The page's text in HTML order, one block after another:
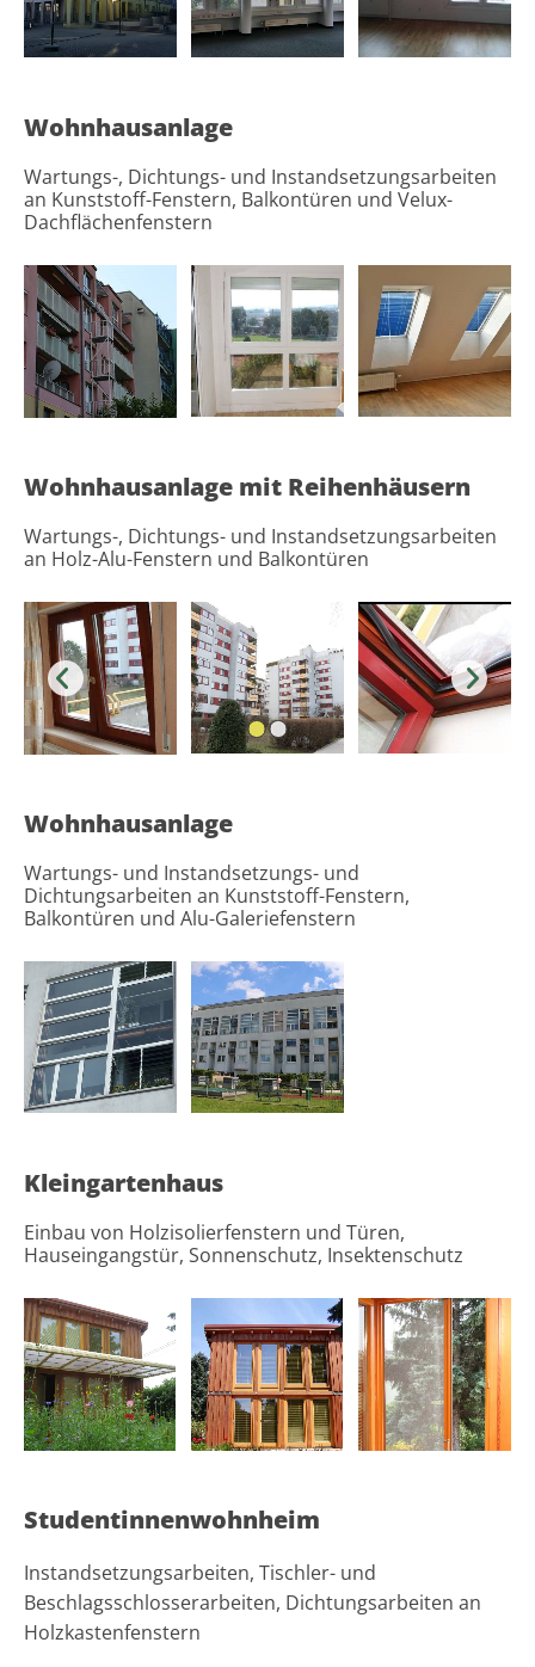
Wohnhausanlage
Wartungs-, Dichtungs- und Instandsetzungsarbeiten
an Kunststoff-Fenstern, Balkontüren und Velux-
Dachflächenfenstern
Wohnhausanlage mit Reihenhäusern
Wartungs-, Dichtungs- und Instandsetzungsarbeiten
an Holz-Alu-Fenstern und Balkontüren
Wohnhausanlage
Wartungs- und Instandsetzungs- und
Dichtungsarbeiten an Kunststoff-Fenstern,
Balkontüren und Alu-Galeriefenstern
Kleingartenhaus
Einbau von Holzisolierfenstern und Türen,
Hauseingangstür, Sonnenschutz, Insektenschutz
Studentinnenwohnheim
Instandsetzungsarbeiten, Tischler- und
Beschlagsschlosserarbeiten, Dichtungsarbeiten an
Holzkastenfenstern